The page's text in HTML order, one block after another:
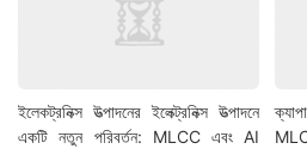
ইলেকট্রনিক্স উত্পাদনের ইলেক্ট্রনিক্স উত্পাদনে
একটি নতুন পরিবর্তন: MLCC এবং AI